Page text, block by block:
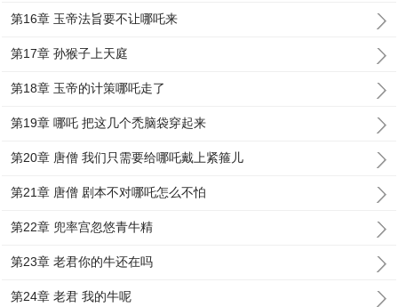
第16章 玉帝法旨要不让哪吒来
第17章 孙猴子上天庭
第18章 玉帝的计策哪吒走了
第19章 哪吒 把这几个禿脑袋穿起来
第20章 唐僧 我们只需要给哪吒戴上紧箍儿
第21章 唐僧 剧本不对哪吒怎么不怕
第22章 兜率宫忽悠青牛精
第23章 老君你的牛还在吗
第24章 老君 我的牛呢